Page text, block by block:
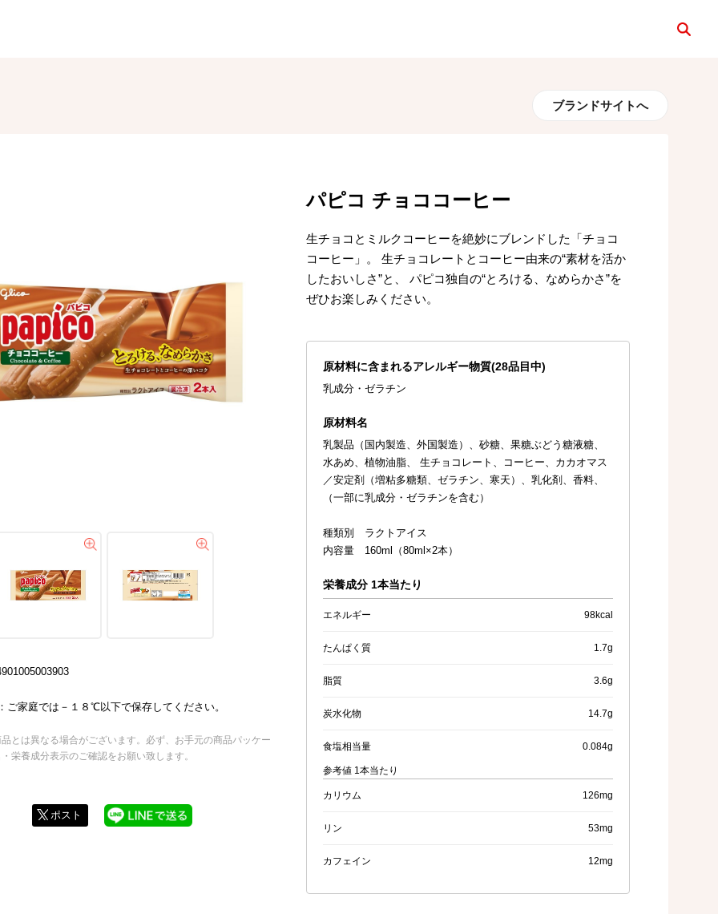
ブランドサイトへ
ご家庭では－１８℃以下で保存してください。
とは異なる場合がございます。必ず、お手元の商品パッケー
栄養成分表示のご確認をお願い致します。
ポスト
パピコ チョココーヒー
生チョコとミルクコーヒーを絶妙にブレンドした「チョコ
コーヒー」。 生チョコレートとコーヒー由来の“素材を活か
したおいしさ”と、 パピコ独自の“とろける、なめらかさ”を
ぜひお楽しみください。
原材料に含まれるアレルギー物質(28品目中)
乳成分・ゼラチン
原材料名
乳製品（国内製造、外国製造）、砂糖、果糖ぶどう糖液糖、
水あめ、植物油脂、 生チョコレート、コーヒー、カカオマス
／安定剤（増粘多糖類、ゼラチン、寒天）、乳化剤、香料、
（一部に乳成分・ゼラチンを含む）
種類別 ラクトアイス
内容量 160ml（80ml×2本）
栄養成分 1本当たり
エネルギー 98kcal
たんぱく質 1.7g
脂質 3.6g
炭水化物 14.7g
食塩相当量 0.084g
参考値 1本当たり
カリウム 126mg
リン 53mg
カフェイン 12mg